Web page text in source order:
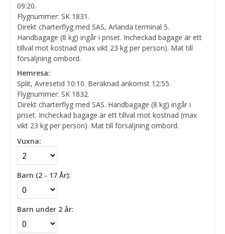
09:20.
Flygnummer: SK 1831.
Direkt charterflyg med SAS, Arlanda terminal 5.
Handbagage (8 kg) ingår i priset. Incheckad bagage är ett
tillval mot kostnad (max vikt 23 kg per person). Mat till
försäljning ombord.
Hemresa:
Split, Avresetid 10:10. Beräknad ankomst 12:55.
Flygnummer: SK 1832.
Direkt charterflyg med SAS. Handbagage (8 kg) ingår i
priset. Incheckad bagage är ett tillval mot kostnad (max
vikt 23 kg per person). Mat till försäljning ombord.
Vuxna:
Barn (2 - 17 År):
Barn under 2 år: